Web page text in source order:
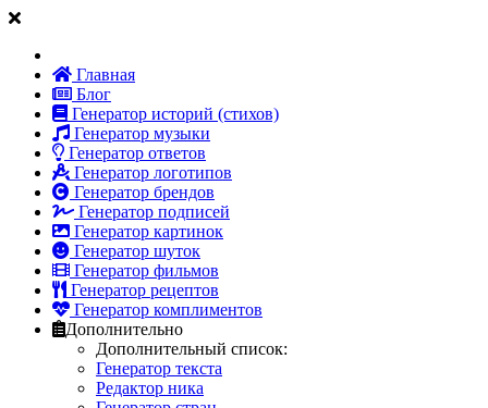
Главная
Блог
Генератор историй (стихов)
Генератор музыки
Генератор ответов
Генератор логотипов
Генератор брендов
Генератор подписей
Генератор картинок
Генератор шуток
Генератор фильмов
Генератор рецептов
Генератор комплиментов
Дополнительно
Дополнительный список:
Генератор текста
Редактор ника